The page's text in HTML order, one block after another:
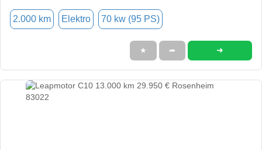
2.000 km Elektro 70 kw (95 PS)
★ ➦ ➜